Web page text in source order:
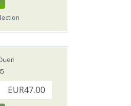
EUR47.00